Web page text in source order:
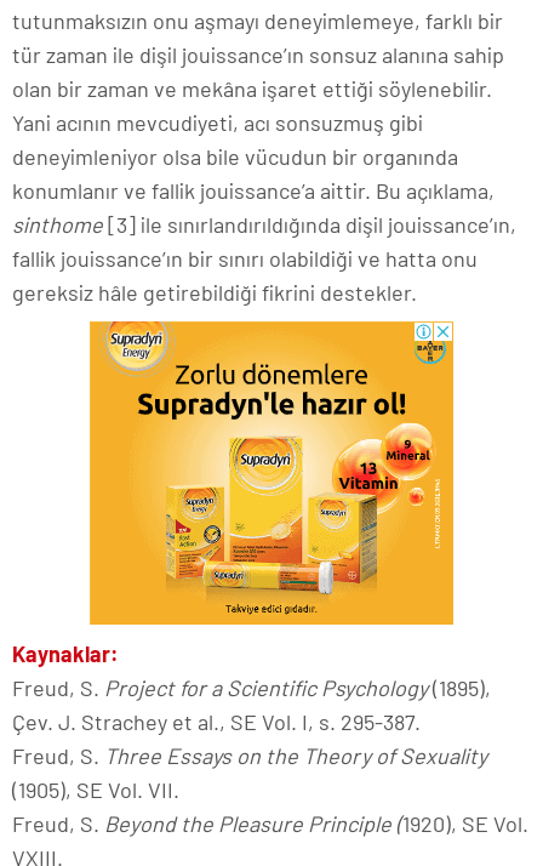
tutunmaksızın onu aşmayı deneyimlemeye, farklı bir
tür zaman ile dişil jouissance’ın sonsuz alanına sahip
olan bir zaman ve mekâna işaret ettiği söylenebilir.
Yani acının mevcudiyeti, acı sonsuzmuş gibi
deneyimleniyor olsa bile vücudun bir organında
konumlanır ve fallik jouissance’a aittir. Bu açıklama,
sinthome[3] ile sınırlandırıldığında dişil jouissance’ın,
fallik jouissance’ın bir sınırı olabildiği ve hatta onu
gereksiz hâle getirebildiği fikrini destekler.
Kaynaklar:
Freud, S. Project for a Scientific Psychology(1895),
Çev. J. Strachey et al., SE Vol. I, s. 295-387.
Freud, S. Three Essays on the Theory of Sexuality
(1905), SE Vol. VII.
Freud, S. Beyond the Pleasure Principle (1920), SE Vol.
VXIII.